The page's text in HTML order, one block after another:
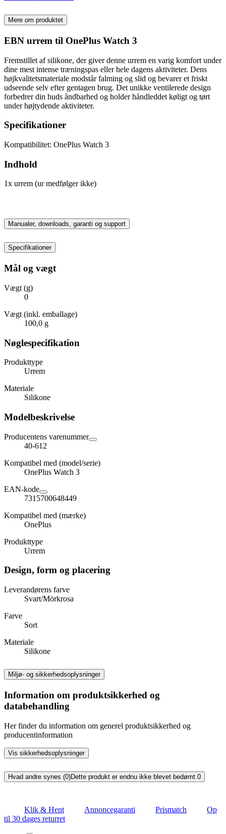
Mere om produktet
EBN urrem til OnePlus Watch 3
Fremstillet af silikone, der giver denne urrem en varig komfort under
dine mest intense træningspas eller hele dagens aktiviteter. Dens
højkvalitetsmateriale modstår falming og slid og bevarer et friskt
udseende selv efter gentagen brug. Det unikke ventilerede design
forbedrer din huds åndbarhed og holder håndleddet køligt og tørt
under højtydende aktiviteter.
Specifikationer
Kompatibilitet: OnePlus Watch 3
Indhold
1x urrem (ur medfølger ikke)
Manualer, downloads, garanti og support
Specifikationer
Mål og vægt
Vægt (g)
0
Vægt (inkl. emballage)
100,0 g
Nøglespecifikation
Produkttype
Urrem
Materiale
Silikone
Modelbeskrivelse
Producentens varenummer
40-612
Kompatibel med (model/serie)
OnePlus Watch 3
EAN-kode
7315700648449
Kompatibel med (mærke)
OnePlus
Produkttype
Urrem
Design, form og placering
Leverandørens farve
Svart/Mörkrosa
Farve
Sort
Materiale
Silikone
Miljø- og sikkerhedsoplysninger
Information om produktsikkerhed og
databehandling
Her finder du information om generel produktsikkerhed og
producentinformation
Vis sikkerhedsoplysninger
Hvad andre synes (0)Dette produkt er endnu ikke blevet bedømt. 0
Klik & Hent Annoncegaranti Prismatch
Op
til 30 dages returret